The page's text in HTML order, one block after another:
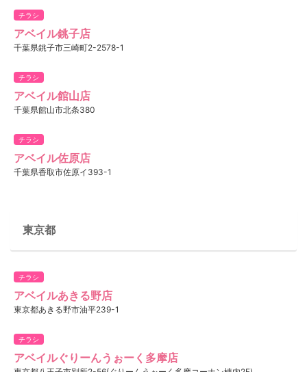
チラシ
アベイル銚子店
千葉県銚子市三崎町2-2578-1
チラシ
アベイル館山店
千葉県館山市北条380
チラシ
アベイル佐原店
千葉県香取市佐原イ393-1
東京都
チラシ
アベイルあきる野店
東京都あきる野市油平239-1
チラシ
アベイルぐりーんうぉーく多摩店